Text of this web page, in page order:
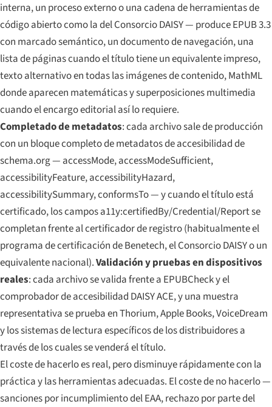
interna, un proceso externo o una cadena de herramientas de
código abierto como la del Consorcio DAISY — produce EPUB 3.3
con marcado semántico, un documento de navegación, una
lista de páginas cuando el título tiene un equivalente impreso,
texto alternativo en todas las imágenes de contenido, MathML
donde aparecen matemáticas y superposiciones multimedia
cuando el encargo editorial así lo requiere.
Completado de metadatos: cada archivo sale de producción
con un bloque completo de metadatos de accesibilidad de
schema.org — accessMode, accessModeSufficient,
accessibilityFeature, accessibilityHazard,
accessibilitySummary, conformsTo — y cuando el título está
certificado, los campos a11y:certifiedBy/Credential/Report se
completan frente al certificador de registro (habitualmente el
programa de certificación de Benetech, el Consorcio DAISY o un
equivalente nacional).Validación y pruebas en dispositivos
reales: cada archivo se valida frente a EPUBCheck y el
comprobador de accesibilidad DAISY ACE, y una muestra
representativa se prueba en Thorium, Apple Books, VoiceDream
y los sistemas de lectura específicos de los distribuidores a
través de los cuales se venderá el título.
El coste de hacerlo es real, pero disminuye rápidamente con la
práctica y las herramientas adecuadas. El coste de no hacerlo —
sanciones por incumplimiento del EAA, rechazo por parte del